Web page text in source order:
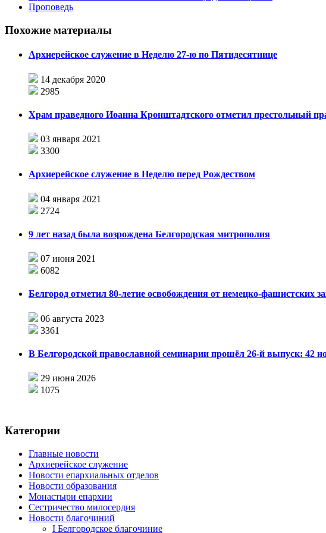
Проповедь
Похожие материалы
Архиерейское служение в Неделю 27-ю по Пятидесятнице
14 декабря 2020
2985
Храм праведного Иоанна Кронштадтского отметил престольный
03 января 2021
3300
Архиерейское служение в Неделю перед Рождеством
04 января 2021
2724
9 лет назад была возрождена Белгородская митрополия
07 июня 2021
6082
Белгород отметил 80-летие освобождения от немецко-фашистских
06 августа 2023
3361
В Белгородской православной семинарии прошёл 26-й выпуск: 42
29 июня 2026
1075
Категории
Главные новости
Архиерейское служение
Новости епархиальных отделов
Новости образования
Монастыри епархии
Сестричество милосердия
Новости благочиний
I Белгородское благочиние